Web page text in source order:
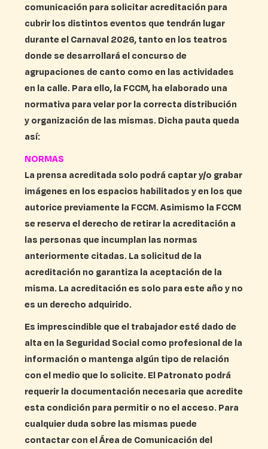
comunicación para solicitar acreditación para
cubrir los distintos eventos que tendrán lugar
durante el Carnaval 2026, tanto en los teatros
donde se desarrollará el concurso de
agrupaciones de canto como en las actividades
en la calle. Para ello, la FCCM, ha elaborado una
normativa para velar por la correcta distribución
y organización de las mismas. Dicha pauta queda
así:
NORMAS
La prensa acreditada solo podrá captar y/o grabar
imágenes en los espacios habilitados y en los que
autorice previamente la FCCM. Asimismo la FCCM
se reserva el derecho de retirar la acreditación a
las personas que incumplan las normas
anteriormente citadas. La solicitud de la
acreditación no garantiza la aceptación de la
misma. La acreditación es solo para este año y no
es un derecho adquirido.
Es imprescindible que el trabajador esté dado de
alta en la Seguridad Social como profesional de la
información o mantenga algún tipo de relación
con el medio que lo solicite. El Patronato podrá
requerir la documentación necesaria que acredite
esta condición para permitir o no el acceso. Para
cualquier duda sobre las mismas puede
contactar con el Área de Comunicación del